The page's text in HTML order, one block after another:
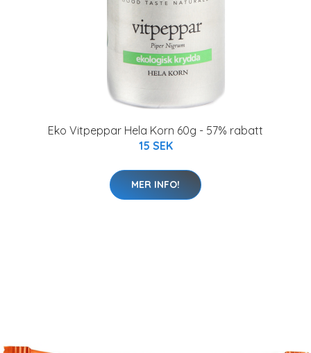
Eko Vitpeppar Hela Korn 60g - 57% rabatt
15 SEK
MER INFO!